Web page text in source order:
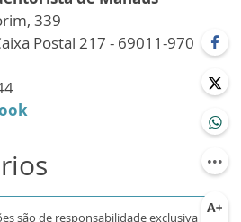
339
Postal 217 - 69011-970
são de responsabilidade exclusiva de